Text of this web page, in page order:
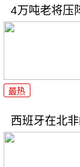
4万吨老将压
最热
西班牙在北